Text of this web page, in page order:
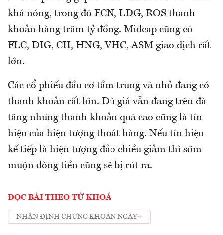
khá nóng, trong đó FCN, LDG, ROS thanh
khoản hàng trăm tỷ đồng. Midcap cũng có
FLC, DIG, CII, HNG, VHC, ASM giao dịch rất
lớn.
Các cổ phiếu đầu cơ tầm trung và nhỏ đang có
thanh khoản rất lớn. Dù giá vẫn đang trên đà
tăng nhưng thanh khoản quá cao cũng là tín
hiệu của hiện tượng thoát hàng. Nếu tín hiệu
kế tiếp là hiện tượng đảo chiều giảm thì sớm
muộn dòng tiền cũng sẽ bị rút ra.
ĐỌC BÀI THEO TỪ KHOÁ
NHẬN ĐỊNH CHỨNG KHOÁN NGÀY